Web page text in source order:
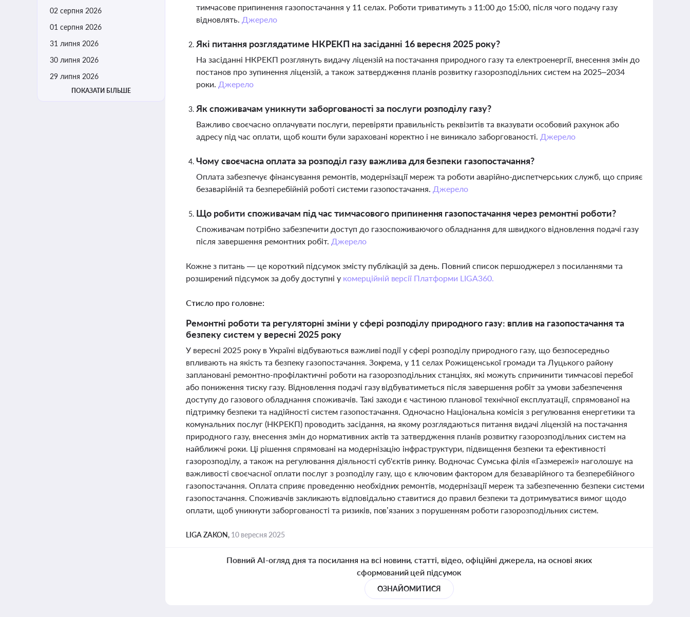
02 серпня 2026
01 серпня 2026
31 липня 2026
30 липня 2026
29 липня 2026
ПОКАЗАТИ БІЛЬШЕ
тимчасове припинення газопостачання у 11 селах. Роботи триватимуть з 11:00 до 15:00, після чого подачу газу
відновлять. Джерело
Які питання розглядатиме НКРЕКП на засіданні 16 вересня 2025 року?
На засіданні НКРЕКП розглянуть видачу ліцензій на постачання природного газу та електроенергії, внесення змін до
постанов про зупинення ліцензій, а також затвердження планів розвитку газорозподільних систем на 2025–2034
роки. Джерело
Як споживачам уникнути заборгованості за послуги розподілу газу?
Важливо своєчасно оплачувати послуги, перевіряти правильність реквізитів та вказувати особовий рахунок або
адресу під час оплати, щоб кошти були зараховані коректно і не виникало заборгованості. Джерело
Чому своєчасна оплата за розподіл газу важлива для безпеки газопостачання?
Оплата забезпечує фінансування ремонтів, модернізації мереж та роботи аварійно-диспетчерських служб, що сприяє
безаварійній та безперебійній роботі системи газопостачання. Джерело
Що робити споживачам під час тимчасового припинення газопостачання через ремонтні роботи?
Споживачам потрібно забезпечити доступ до газоспоживаючого обладнання для швидкого відновлення подачі газу
після завершення ремонтних робіт. Джерело
Кожне з питань — це короткий підсумок змісту публікацій за день. Повний список першоджерел з посиланнями та
розширений підсумок за добу доступні у комерційній версії Платформи LIGA360.
Стисло про головне:
Ремонтні роботи та регуляторні зміни у сфері розподілу природного газу: вплив на газопостачання та
безпеку систем у вересні 2025 року
У вересні 2025 року в Україні відбуваються важливі події у сфері розподілу природного газу, що безпосередньо
впливають на якість та безпеку газопостачання. Зокрема, у 11 селах Рожищенської громади та Луцького району
заплановані ремонтно-профілактичні роботи на газорозподільних станціях, які можуть спричинити тимчасові перебої
або пониження тиску газу. Відновлення подачі газу відбуватиметься після завершення робіт за умови забезпечення
доступу до газового обладнання споживачів. Такі заходи є частиною планової технічної експлуатації, спрямованої на
підтримку безпеки та надійності систем газопостачання. Одночасно Національна комісія з регулювання енергетики та
комунальних послуг (НКРЕКП) проводить засідання, на якому розглядаються питання видачі ліцензій на постачання
природного газу, внесення змін до нормативних актів та затвердження планів розвитку газорозподільних систем на
найближчі роки. Ці рішення спрямовані на модернізацію інфраструктури, підвищення безпеки та ефективності
газорозподілу, а також на регулювання діяльності суб'єктів ринку. Водночас Сумська філія «Газмережі» наголошує на
важливості своєчасної оплати послуг з розподілу газу, що є ключовим фактором для безаварійного та безперебійного
газопостачання. Оплата сприяє проведенню необхідних ремонтів, модернізації мереж та забезпеченню безпеки системи
газопостачання. Споживачів закликають відповідально ставитися до правил безпеки та дотримуватися вимог щодо
оплати, щоб уникнути заборгованості та ризиків, пов’язаних з порушенням роботи газорозподільних систем.
LIGA ZAKON, 10 вересня 2025
Повний AI-огляд дня та посилання на всі новини, статті, відео, офіційні джерела, на основі яких
сформований цей підсумок
ОЗНАЙОМИТИСЯ